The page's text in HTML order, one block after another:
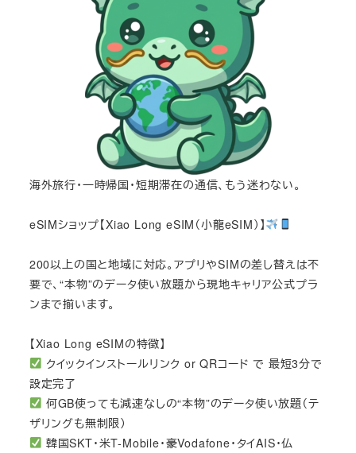
海外旅行・一時帰国・短期滞在の通信、もう迷わない。
eSIMショップ【Xiao Long eSIM（小龍eSIM）】
200以上の国と地域に対応。アプリやSIMの差し替えは不
要で、“本物”のデータ使い放題から現地キャリア公式プラ
ンまで揃います。
【Xiao Long eSIMの特徴】
クイックインストールリンク or QRコード で 最短3分で
設定完了
何GB使っても減速なしの“本物”のデータ使い放題（テ
ザリングも無制限）
韓国SKT・米T-Mobile・豪Vodafone・タイAIS・仏